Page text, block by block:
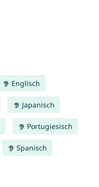
Englisch
Japanisch
Portugiesisch
Spanisch